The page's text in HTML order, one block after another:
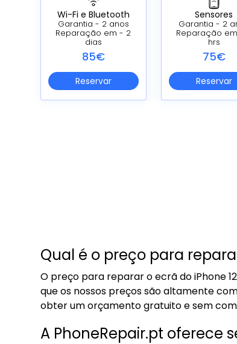
Wi-Fi e Bluetooth
Garantia - 2 anos
Reparação em - 2
dias
85€
Reservar
Sensores
Garantia - 2
Reparação
hrs
75€
Reservar
Qual é o preço para
O preço para reparar o ecrã do iPhone
que os nossos preços são altamente
obter um orçamento gratuito e sem
A PhoneRepair.pt oferece